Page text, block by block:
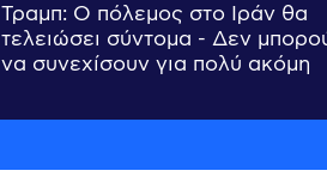
Τραμπ: Ο πόλεμος στο Ιράν θα
τελειώσει σύντομα - Δεν
να συνεχίσουν για πολύ ακόμη